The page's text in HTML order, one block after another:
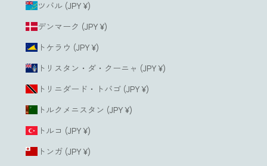
ツバル (JPY ¥)
デンマーク (JPY ¥)
トケラウ (JPY ¥)
トリスタン・ダ・クーニャ (JPY ¥)
トリニダード・トバゴ (JPY ¥)
トルクメニスタン (JPY ¥)
トルコ (JPY ¥)
トンガ (JPY ¥)